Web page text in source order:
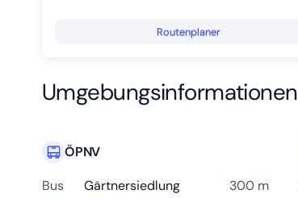
Routenplaner
Umgebungsinformationen
ÖPNV
Bus
Gärtnersiedlung
300 m